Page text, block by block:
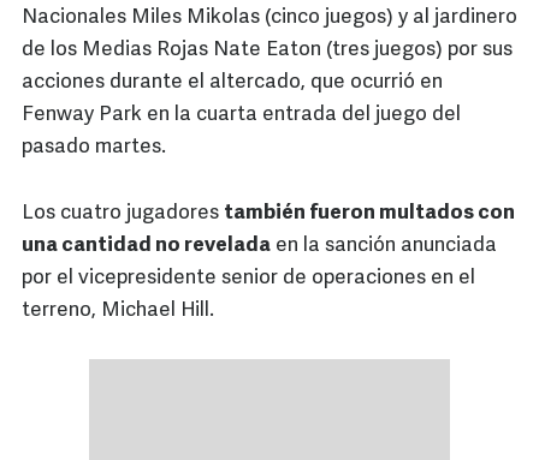
Nacionales Miles Mikolas (cinco juegos) y al jardinero
de los Medias Rojas Nate Eaton (tres juegos) por sus
acciones durante el altercado, que ocurrió en
Fenway Park en la cuarta entrada del juego del
pasado martes.
Los cuatro jugadores también fueron multados con
una cantidad no revelada en la sanción anunciada
por el vicepresidente senior de operaciones en el
terreno, Michael Hill.